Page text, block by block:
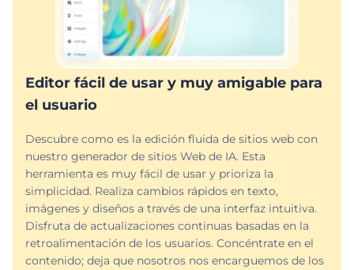
Editor fácil de usar y muy amigable para
el usuario
Descubre como es la edición fluida de sitios web con
nuestro generador de sitios Web de IA. Esta
herramienta es muy fácil de usar y prioriza la
simplicidad. Realiza cambios rápidos en texto,
imágenes y diseños a través de una interfaz intuitiva.
Disfruta de actualizaciones continuas basadas en la
retroalimentación de los usuarios. Concéntrate en el
contenido; deja que nosotros nos encarguemos de los